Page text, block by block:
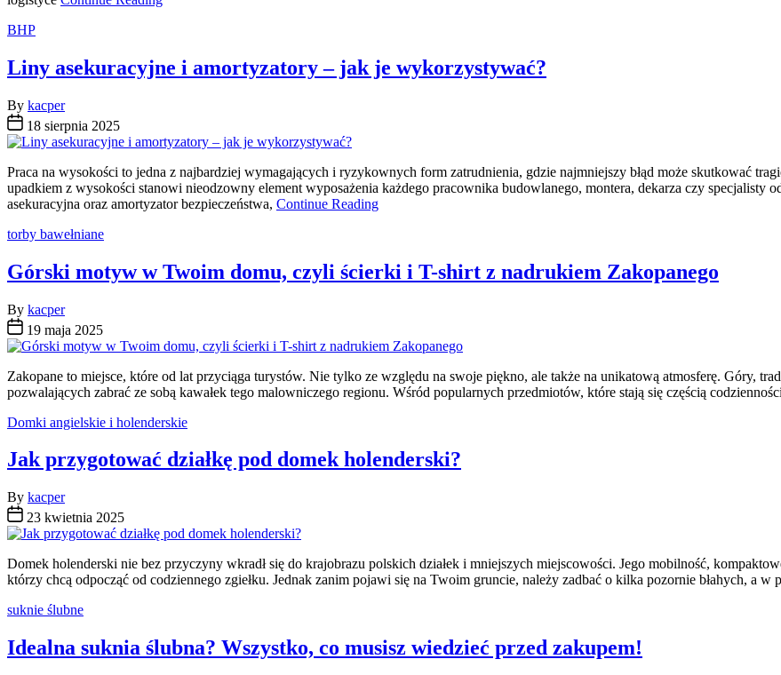
Categories
BHP
Liny asekuracyjne i amortyzatory – jak je wykorzystywać?
By kacper
18 sierpnia 2025
Praca na wysokości to jedna z najbardziej wymagających i ryzykownych form zatrudnienia, gdzie najmniejszy błąd może skutkować
upadkiem z wysokości stanowi nieodzowny element wyposażenia każdego pracownika budowlanego, montera, dekarza czy specjalisty
asekuracyjna oraz amortyzator bezpieczeństwa, Continue Reading
Categories
torby bawełniane
Górski motyw w Twoim domu, czyli ścierki i T-shirt z nadrukiem Zakopanego
By kacper
19 maja 2025
Zakopane to miejsce, które od lat przyciąga turystów. Nie tylko ze względu na swoje piękno, ale także na unikatową atmosferę. Góry,
pozwalających zabrać ze sobą kawałek tego malowniczego regionu. Wśród popularnych przedmiotów, które stają się częścią
Categories
Domki angielskie i holenderskie
Jak przygotować działkę pod domek holenderski?
By kacper
23 kwietnia 2025
Domek holenderski nie bez przyczyny wkradł się do krajobrazu polskich działek i mniejszych miejscowości. Jego mobilność,
którzy chcą odpocząć od codziennego zgiełku. Jednak zanim pojawi się na Twoim gruncie, należy zadbać o kilka pozornie błahych, a
Categories
suknie ślubne
Idealna suknia ślubna? Wszystko, co musisz wiedzieć przed zakupem!